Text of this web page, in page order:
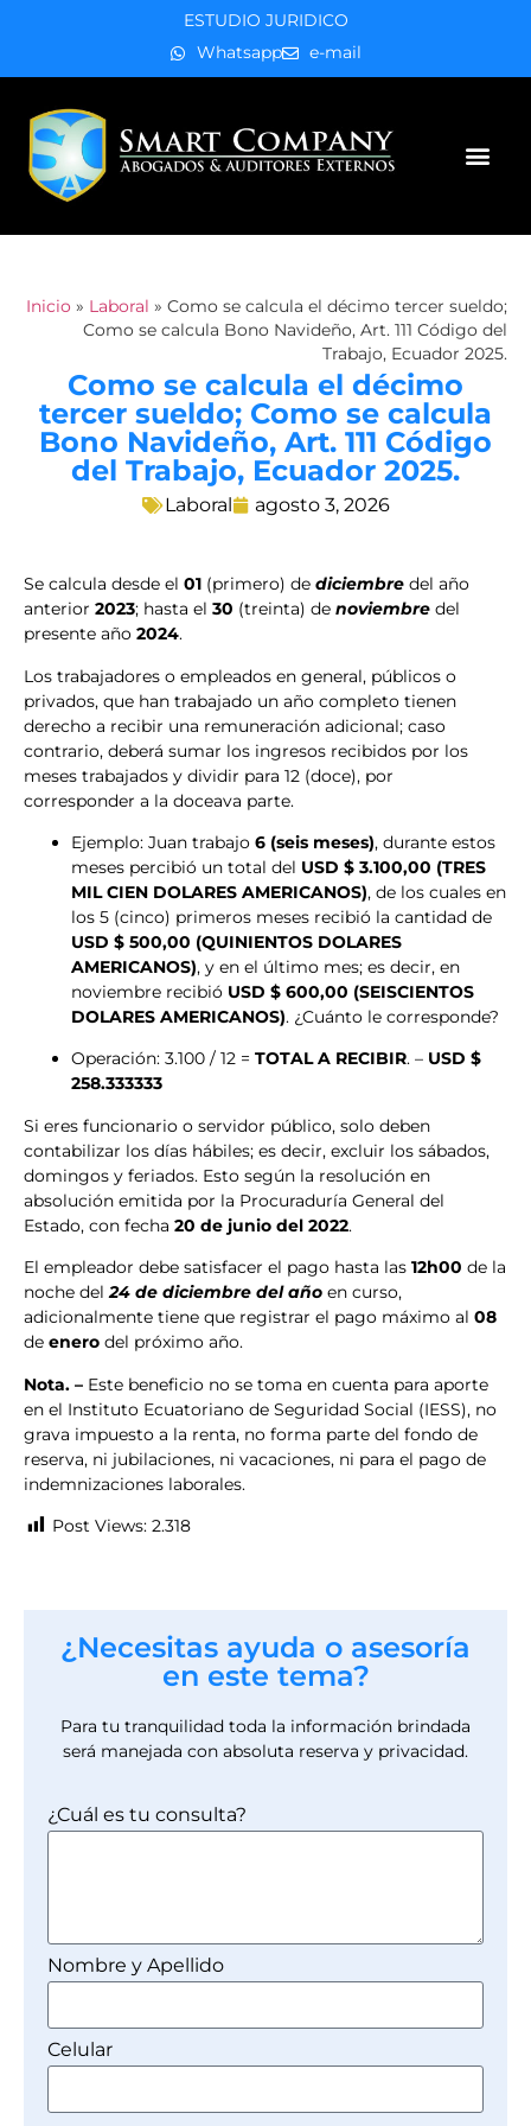
ESTUDIO JURIDICO
Whatsapp
e-mail
Inicio » Laboral » Como se calcula el décimo tercer sueldo;
Como se calcula Bono Navideño, Art. 111 Código del
Trabajo, Ecuador 2025.
Como se calcula el décimo
tercer sueldo; Como se calcula
Bono Navideño, Art. 111 Código
del Trabajo, Ecuador 2025.
Laboral agosto 3, 2026
Se calcula desde el 01 (primero) de diciembre del año
anterior 2023; hasta el 30 (treinta) de noviembre del
presente año 2024.
Los trabajadores o empleados en general, públicos o
privados, que han trabajado un año completo tienen
derecho a recibir una remuneración adicional; caso
contrario, deberá sumar los ingresos recibidos por los
meses trabajados y dividir para 12 (doce), por
corresponder a la doceava parte.
Ejemplo: Juan trabajo 6 (seis meses), durante estos
meses percibió un total del USD $ 3.100,00 (TRES
MIL CIEN DOLARES AMERICANOS), de los cuales en
los 5 (cinco) primeros meses recibió la cantidad de
USD $ 500,00 (QUINIENTOS DOLARES
AMERICANOS), y en el último mes; es decir, en
noviembre recibió USD $ 600,00 (SEISCIENTOS
DOLARES AMERICANOS). ¿Cuánto le corresponde?
Operación: 3.100 / 12 = TOTAL A RECIBIR. – USD $
258.333333
Si eres funcionario o servidor público, solo deben
contabilizar los días hábiles; es decir, excluir los sábados,
domingos y feriados. Esto según la resolución en
absolución emitida por la Procuraduría General del
Estado, con fecha 20 de junio del 2022.
El empleador debe satisfacer el pago hasta las 12h00 de la
noche del24 de diciembre del año en curso,
adicionalmente tiene que registrar el pago máximo al 08
de enero del próximo año.
Nota. – Este beneficio no se toma en cuenta para aporte
en el Instituto Ecuatoriano de Seguridad Social (IESS), no
grava impuesto a la renta, no forma parte del fondo de
reserva, ni jubilaciones, ni vacaciones, ni para el pago de
indemnizaciones laborales.
Post Views: 2.318
¿Necesitas ayuda o asesoría
en este tema?
Para tu tranquilidad toda la información brindada
será manejada con absoluta reserva y privacidad.
¿Cuál es tu consulta?
Nombre y Apellido
Celular